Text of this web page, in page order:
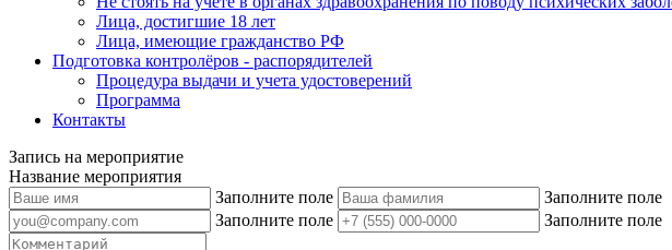
Лица, достигшие 18 лет
Лица, имеющие гражданство РФ
Подготовка контролёров - распорядителей
Процедура выдачи и учета удостоверений
Программа
Контакты
Запись на мероприятие
Название мероприятия
Заполните поле
Заполните поле
Заполните поле
Заполните поле